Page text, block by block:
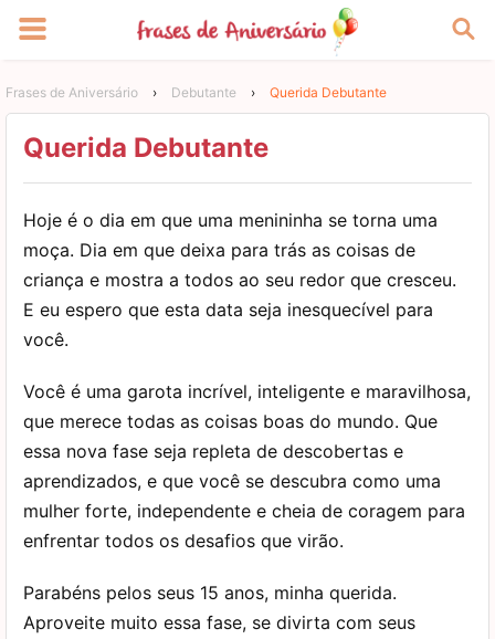
Frases de Aniversário › Debutante › Querida Debutante
Querida Debutante
Hoje é o dia em que uma menininha se torna uma
moça. Dia em que deixa para trás as coisas de
criança e mostra a todos ao seu redor que cresceu.
E eu espero que esta data seja inesquecível para
você.
Você é uma garota incrível, inteligente e maravilhosa,
que merece todas as coisas boas do mundo. Que
essa nova fase seja repleta de descobertas e
aprendizados, e que você se descubra como uma
mulher forte, independente e cheia de coragem para
enfrentar todos os desafios que virão.
Parabéns pelos seus 15 anos, minha querida.
Aproveite muito essa fase, se divirta com seus